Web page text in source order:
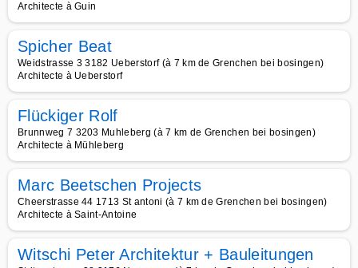
Architecte à Guin
Spicher Beat
Weidstrasse 3 3182 Ueberstorf (à 7 km de Grenchen bei bosingen)
Architecte à Ueberstorf
Flückiger Rolf
Brunnweg 7 3203 Muhleberg (à 7 km de Grenchen bei bosingen)
Architecte à Mühleberg
Marc Beetschen Projects
Cheerstrasse 44 1713 St antoni (à 7 km de Grenchen bei bosingen)
Architecte à Saint-Antoine
Witschi Peter Architektur + Bauleitungen